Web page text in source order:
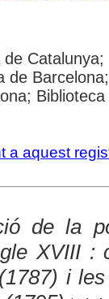
de
de
a aquest
de la
XVIII :
i